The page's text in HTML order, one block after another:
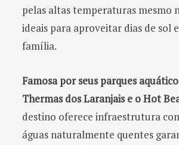
pelas altas temperaturas mesmo
ideais para aproveitar dias de sol
família.
Famosa por seus parques
Thermas dos Laranjais e o Hot
destino oferece infraestrutura
águas naturalmente quentes